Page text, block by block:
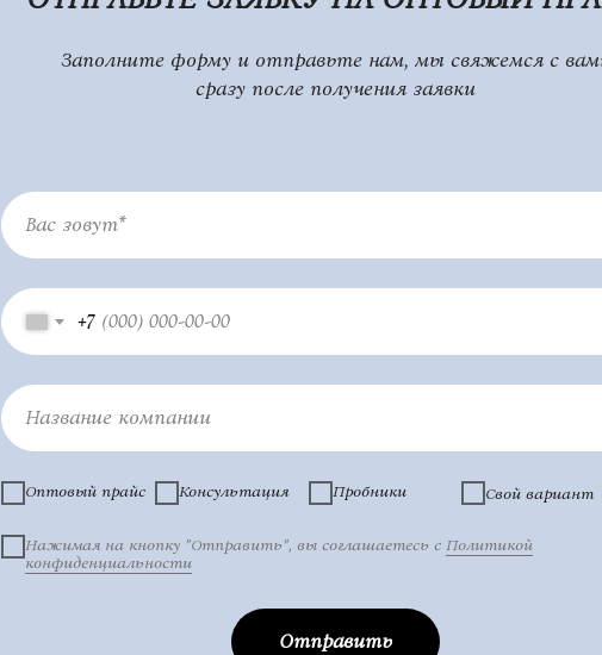
Заполните форму и отправьте нам, мы свяжемся с
сразу после получения заявки
Вас зовут*
+7
Название компании
Оптовый прайс Консультация Пробники Свой вариант
Нажимая на кнопку "Отправить", вы соглашаетесь с Политикой
конфиденциальности
Отправить
Профессиональная косметика оптом и в розницу